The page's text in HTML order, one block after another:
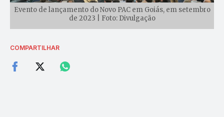
Evento de lançamento do Novo PAC em Goiás, em setembro
de 2023 | Foto: Divulgação
COMPARTILHAR